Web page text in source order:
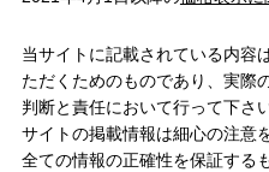
当サイトに記載されている内容
ただくためのものであり、実際
判断と責任において行って下さ
サイトの掲載情報は細心の注意
全ての情報の正確性を保証する